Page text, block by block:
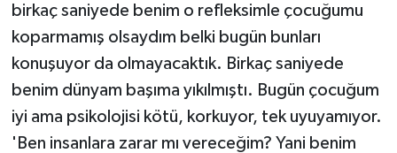
birkaç saniyede benim o refleksimle çocuğumu
koparmamış olsaydım belki bugün bunları
konuşuyor da olmayacaktık. Birkaç saniyede
benim dünyam başıma yıkılmıştı. Bugün çocuğum
iyi ama psikolojisi kötü, korkuyor, tek uyuyamıyor.
'Ben insanlara zarar mı vereceğim? Yani benim